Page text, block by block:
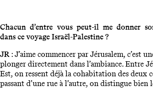
Chacun d’entre vous peut-il me donner
dans ce voyage Israël-Palestine ?
JR : J’aime commencer par Jérusalem, c’est
plonger directement dans l’ambiance. Entre
Est, on ressent déjà la cohabitation des deux
passant d’une rue à l’autre, on distingue bien